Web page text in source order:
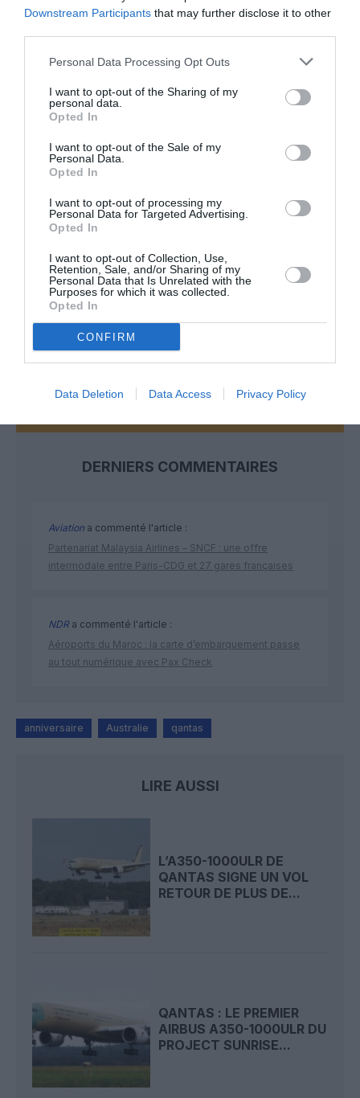
Downstream Participants that may further disclose it to other
Personal Data Processing Opt Outs
I want to opt-out of the Sharing of my
personal data.
Opted In
I want to opt-out of the Sale of my
Personal Data.
Opted In
I want to opt-out of processing my
Personal Data for Targeted Advertising.
Opted In
I want to opt-out of Collection, Use,
Retention, Sale, and/or Sharing of my
Personal Data that Is Unrelated with the
Purposes for which it was collected.
Opted In
CONFIRM
Data Deletion Data Access Privacy Policy
“Qantas, never crash ” sacré histoire quand même 95 ans
Soutenez Air Journal participez
développement !
DERNIERS COMMENTAIRES
Aviation a commenté l'article :
Partenariat Malaysia Airlines – SNCF : une offre
intermodale entre Paris-CDG et 27 gares françaises
NDRa commenté l'article :
Aéroports du Maroc : la carte d’embarquement passe
au tout numérique avec Pax Check
anniversaire Australie qantas
LIRE AUSSI
L’A350-1000ULR DE
QANTAS SIGNE UN VOL
RETOUR DE PLUS DE...
QANTAS : LE PREMIER
AIRBUS A350-1000ULR DU
PROJECT SUNRISE...